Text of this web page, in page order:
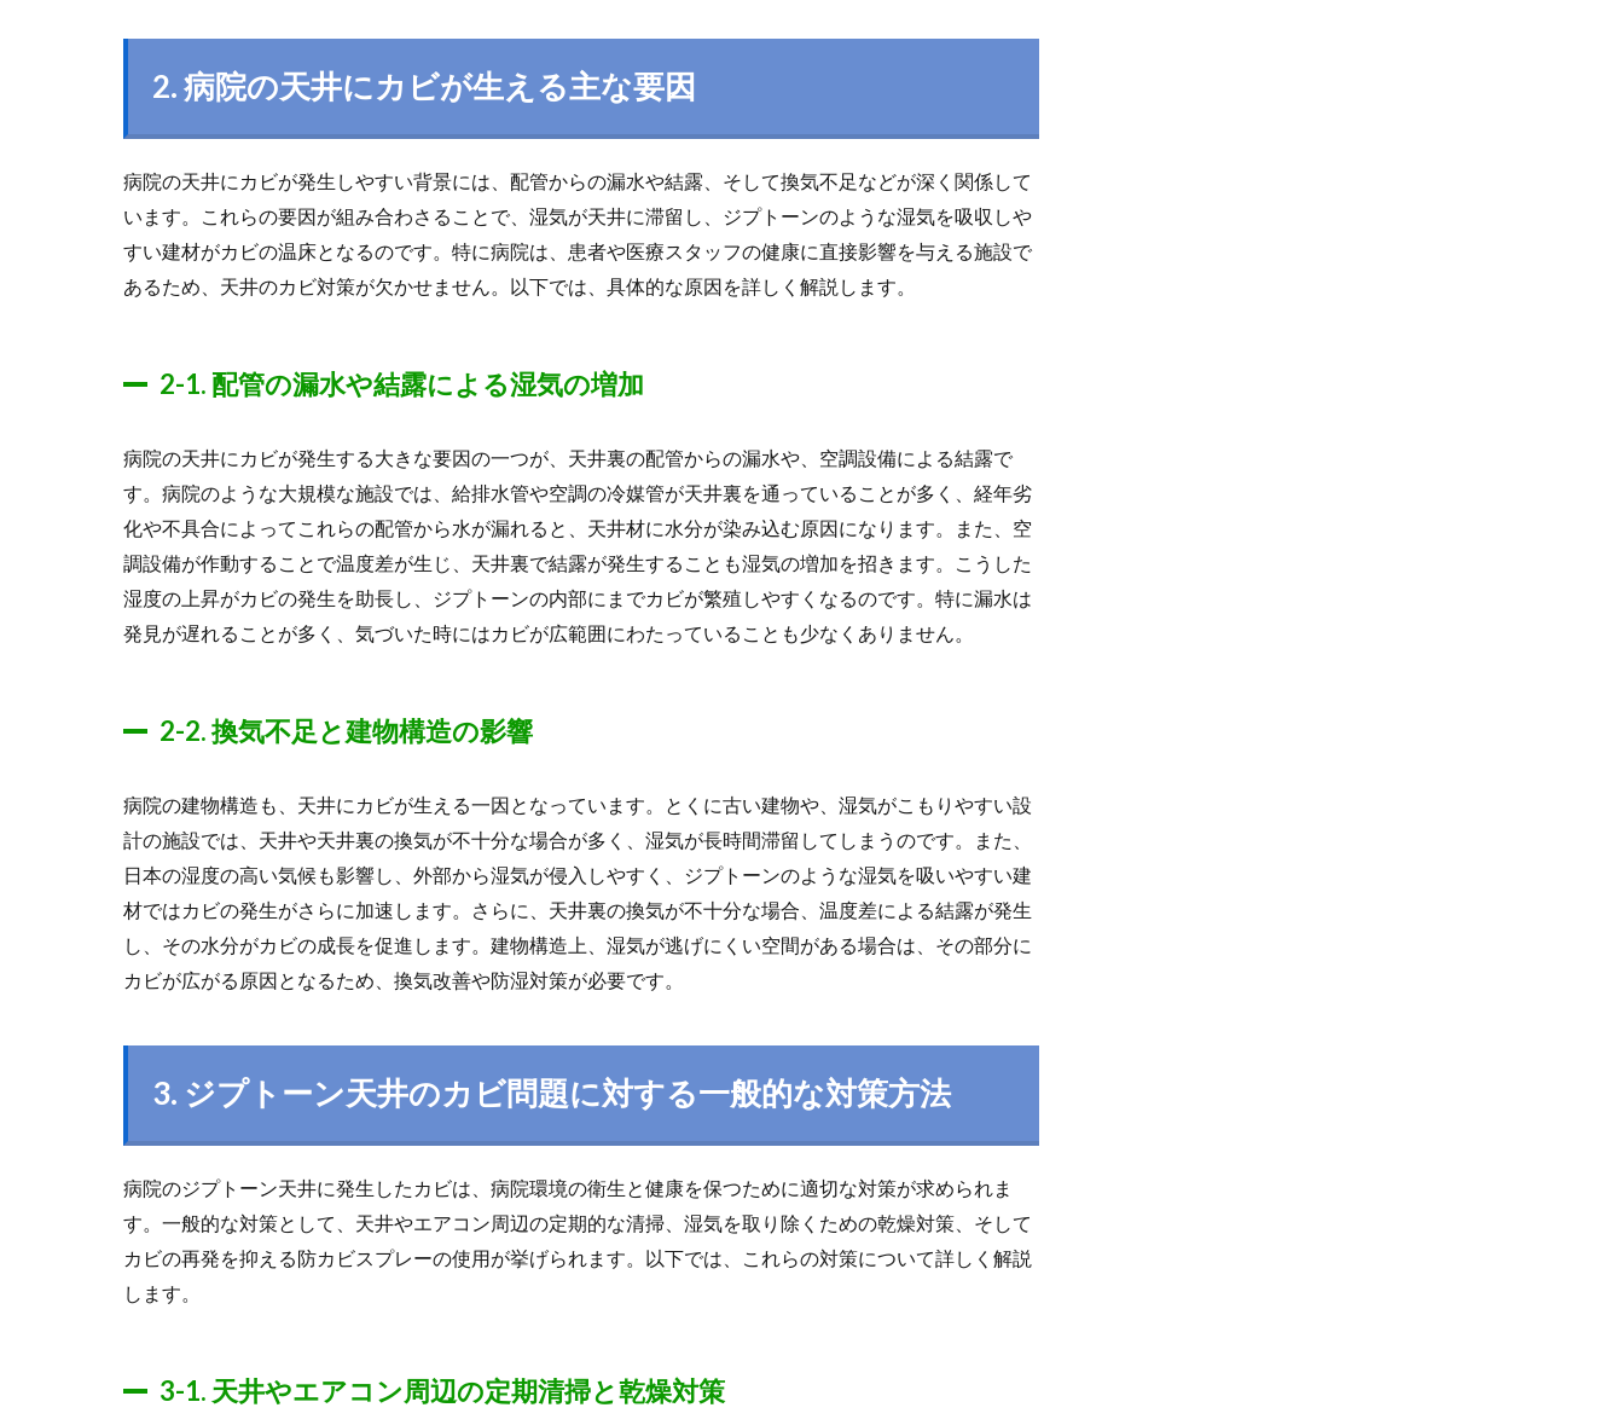
2.病院の天井にカビが生える主な要因
病院の天井にカビが発生しやすい背景には、配管からの漏水や結露、そして換気不足などが深く関係して
います。これらの要因が組み合わさることで、湿気が天井に滞留し、ジプトーンのような湿気を吸収しや
すい建材がカビの温床となるのです。特に病院は、患者や医療スタッフの健康に直接影響を与える施設で
あるため、天井のカビ対策が欠かせません。以下では、具体的な原因を詳しく解説します。
2-1. 配管の漏水や結露による湿気の増加
病院の天井にカビが発生する大きな要因の一つが、天井裏の配管からの漏水や、空調設備による結露で
す。病院のような大規模な施設では、給排水管や空調の冷媒管が天井裏を通っていることが多く、経年劣
化や不具合によってこれらの配管から水が漏れると、天井材に水分が染み込む原因になります。また、空
調設備が作動することで温度差が生じ、天井裏で結露が発生することも湿気の増加を招きます。こうした
湿度の上昇がカビの発生を助長し、ジプトーンの内部にまでカビが繁殖しやすくなるのです。特に漏水は
発見が遅れることが多く、気づいた時にはカビが広範囲にわたっていることも少なくありません。
2-2.換気不足と建物構造の影響
病院の建物構造も、天井にカビが生える一因となっています。とくに古い建物や、湿気がこもりやすい設
計の施設では、天井や天井裏の換気が不十分な場合が多く、湿気が長時間滞留してしまうのです。また、
日本の湿度の高い気候も影響し、外部から湿気が侵入しやすく、ジプトーンのような湿気を吸いやすい建
材ではカビの発生がさらに加速します。さらに、天井裏の換気が不十分な場合、温度差による結露が発生
し、その水分がカビの成長を促進します。建物構造上、湿気が逃げにくい空間がある場合は、その部分に
カビが広がる原因となるため、換気改善や防湿対策が必要です。
3. ジプトーン天井のカビ問題に対する一般的な対策方法
病院のジプトーン天井に発生したカビは、病院環境の衛生と健康を保つために適切な対策が求められま
す。一般的な対策として、天井やエアコン周辺の定期的な清掃、湿気を取り除くための乾燥対策、そして
カビの再発を抑える防カビスプレーの使用が挙げられます。以下では、これらの対策について詳しく解説
します。
3-1. 天井やエアコン周辺の定期清掃と乾燥対策